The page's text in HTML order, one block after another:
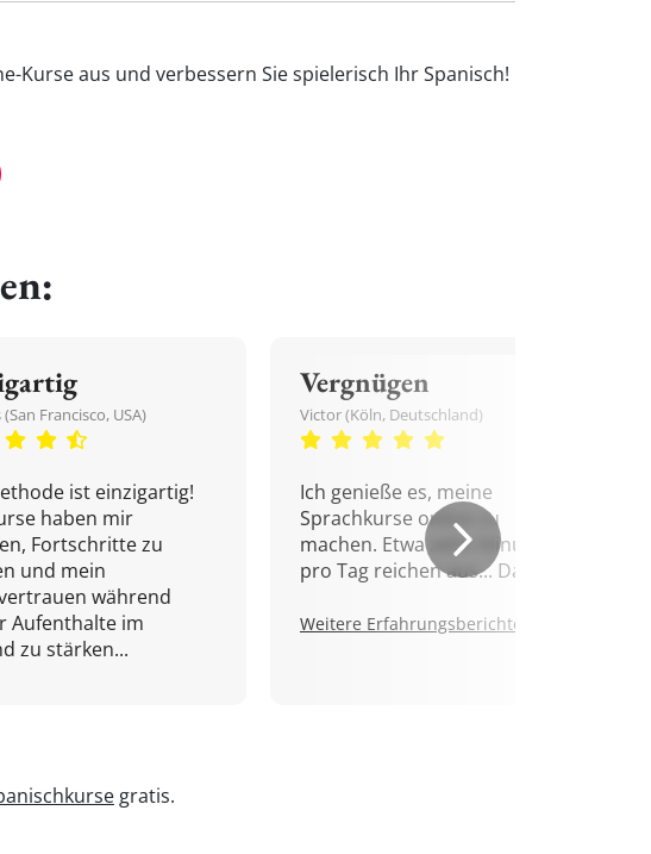
Kurse aus und verbessern Sie spielerisch Ihr Spanisch!
Francisco, USA)
ist einzigartig!
haben mir
Fortschritte zu
und mein
während
Aufenthalte im
zu stärken...
Vergnügen
Victor (Köln, Deutschland)
Ich genieße es, meine
Sprachkurse online zu
machen. Etwa zehn Minuten
pro Tag reichen aus... Danke!
Weitere Erfahrungsberichte.
gratis.